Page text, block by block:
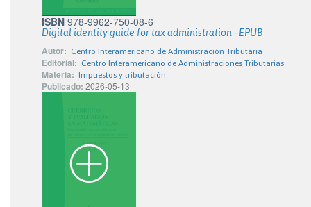
ISBN 978-9962-750-08-6
Digital identity guide for tax administration - EPUB
Autor: Centro Interamericano de Administración Tributaria
Editorial: Centro Interamericano de Administraciones Tributarias
Materia: Impuestos y tributación
Publicado: 2026-05-13